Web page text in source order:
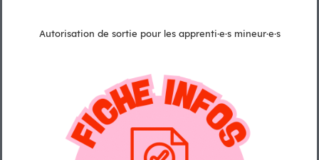
Autorisation de sortie pour les apprenti·e·s mineur·e·s